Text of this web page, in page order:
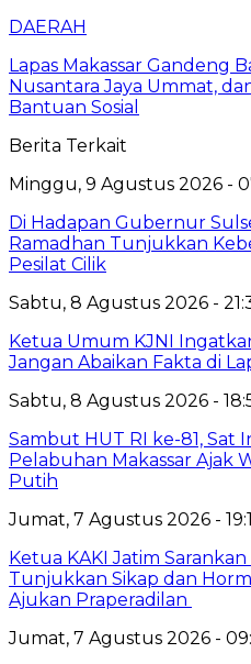
DAERAH
Lapas Makassar Gandeng
Nusantara Jaya Ummat,
Bantuan Sosial
Berita Terkait
Minggu, 9 Agustus 2026 -
Di Hadapan Gubernur
Ramadhan Tunjukkan
Pesilat Cilik
Sabtu, 8 Agustus 2026 -
Ketua Umum KJNI
Jangan Abaikan Fakta di
Sabtu, 8 Agustus 2026 -
Sambut HUT RI ke-81, Sat
Pelabuhan Makassar Ajak
Putih
Jumat, 7 Agustus 2026 -
Ketua KAKI Jatim
Tunjukkan Sikap dan
Ajukan Praperadilan
Jumat, 7 Agustus 2026 -